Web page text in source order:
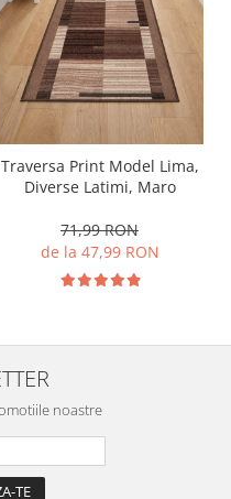
Traversa Print Model Lima,
Diverse Latimi, Maro
71,99 RON
de la 47,99 RON
noastre